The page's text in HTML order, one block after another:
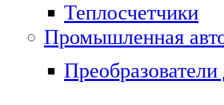
Теплосчетчики
Промышленная
Преобразователи